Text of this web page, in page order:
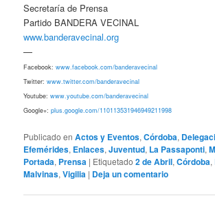
Secretaría de Prensa
Partido BANDERA VECINAL
www.banderavecinal.org
—
Facebook:www.facebook.com/banderavecinal
Twitter:www.twitter.com/banderavecinal
Youtube:www.youtube.com/banderavecinal
Google+:plus.google.com/110113531946949211998
Publicado en Actos y Eventos,Córdoba,
Efemérides, Enlaces,Juventud, La Passaponti,
Portada, Prensa | Etiquetado 2 de Abril,Córdoba,
Malvinas,Vigilia | Deja un comentario